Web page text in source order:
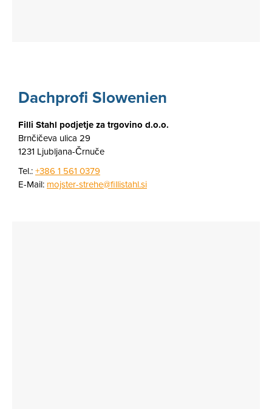
Dachprofi Slowenien
Filli Stahl podjetje za trgovino d.o.o.
Brnčičeva ulica 29
1231 Ljubljana-Črnuče
Tel.:+386 1 561 0379
E-Mail: mojster-strehe@fillistahl.si